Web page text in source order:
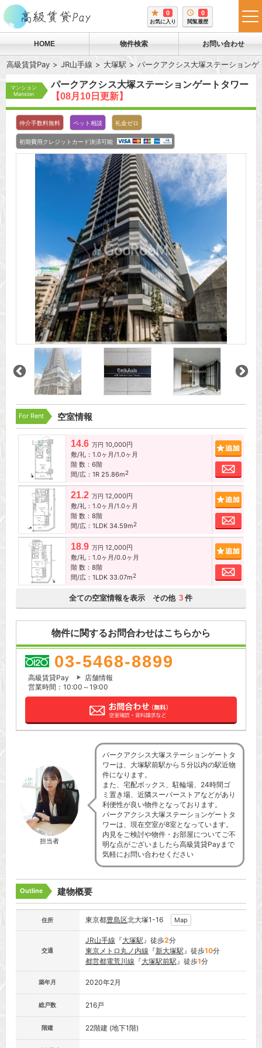
0
お気に入り
0
閲覧履歴
HOME 物件検索 お問い合わせ
高級賃貸Pay JR山手線 大塚駅 パークアクシス大塚ステーションゲ
マンション
Mansion
パークアクシス大塚ステーションゲートタワー
【08月10日更新】
仲介手数料無料 ペット相談 礼金ゼロ
初期費用クレジットカード決済可能
For Rent 空室情報
14.6 万円 10,000円
敷/礼：1.0ヶ月/1.0ヶ月
階 数：6階
間/広：1R 25.86m2
お問
21.2 万円 12,000円
敷/礼：1.0ヶ月/1.0ヶ月
階 数：8階
間/広：1LDK 34.59m2
お問
18.9 万円 12,000円
敷/礼：1.0ヶ月/0.0ヶ月
階 数：8階
間/広：1LDK 33.07m2
お問
全ての空室情報を表示 その他 3 件
物件に関するお問合わせはこちらから
03-5468-8899
高級賃貸Pay
店舗情報
営業時間：10:00～19:00
担当者
パークアクシス大塚ステーションゲートタ
ワーは、大塚駅前駅から５分以内の駅近物
件になります。
また、宅配ボックス、駐輪場、24時間ゴ
ミ置き場、近隣スーパーストアなどがあり
利便性が良い物件となっております。
パークアクシス大塚ステーションゲートタ
ワーは、現在空室が8室となっています。
内見をご検討や物件・お部屋についてご不
明な点がございましたら高級賃貸Payまで
気軽にお問い合わせください
Outline 建物概要
住所 東京都豊島区北大塚1-16 Map
交通
JR山手線 『大塚駅』徒歩2分
東京メトロ丸ノ内線 『新大塚駅』徒歩10分
都営都電荒川線 『大塚駅前駅』徒歩1分
築年月 2020年2月
総戸数 216戸
階建 22階建 (地下1階)